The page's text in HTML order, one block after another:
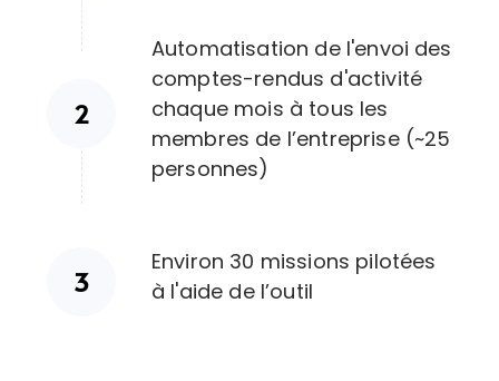
Automatisation de l'envoi des
comptes-rendus d'activité
chaque mois à tous les
membres de l’entreprise (~25
personnes)
Environ 30 missions pilotées
à l'aide de l’outil